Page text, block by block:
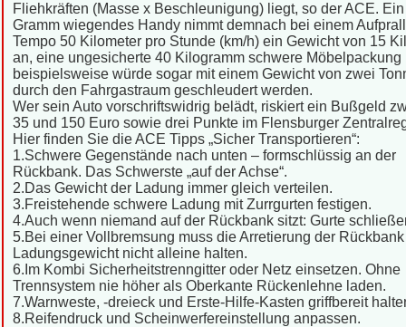
Fliehkräften (Masse x Beschleunigung) liegt, so der ACE.
Gramm wiegendes Handy nimmt demnach bei einem
Tempo 50 Kilometer pro Stunde (km/h) ein Gewicht von 15
an, eine ungesicherte 40 Kilogramm schwere Möbelpackung
beispielsweise würde sogar mit einem Gewicht von zwei
durch den Fahrgastraum geschleudert werden.
Wer sein Auto vorschriftswidrig belädt, riskiert ein Bußgeld
35 und 150 Euro sowie drei Punkte im Flensburger
Hier finden Sie die ACE Tipps „Sicher Transportieren“:
1.Schwere Gegenstände nach unten – formschlüssig an der
Rückbank. Das Schwerste „auf der Achse“.
2.Das Gewicht der Ladung immer gleich verteilen.
3.Freistehende schwere Ladung mit Zurrgurten festigen.
4.Auch wenn niemand auf der Rückbank sitzt: Gurte
5.Bei einer Vollbremsung muss die Arretierung der
Ladungsgewicht nicht alleine halten.
6.Im Kombi Sicherheitstrenngitter oder Netz einsetzen. Ohne
Trennsystem nie höher als Oberkante Rückenlehne laden.
7.Warnweste, -dreieck und Erste-Hilfe-Kasten griffbereit
8.Reifendruck und Scheinwerfereinstellung anpassen.